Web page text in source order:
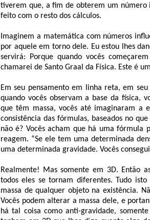
tiverem que, a fim de obterem um
feito com o resto dos cálculos.
Imaginem a matemática com números
por aquele em torno dele. Eu estou lhes
servirá: Porque quando vocês
chamarei de Santo Graal da Física. Este é
Em seu pensamento em linha reta, em
quando vocês observam a base da física,
que têm massa, vocês até imaginaram a
consistência das fórmulas, baseados no
não é? Vocês acham que há uma fórmula
reagem. “Se ele tem uma determinada
uma determinada gravidade. Vocês
Realmente! Mas somente em 3D. Então
todos eles se tornam diferentes. Tudo
massa de qualquer objeto na existência.
Vocês podem alterar a massa dele, e
há tal coisa como anti-gravidade,